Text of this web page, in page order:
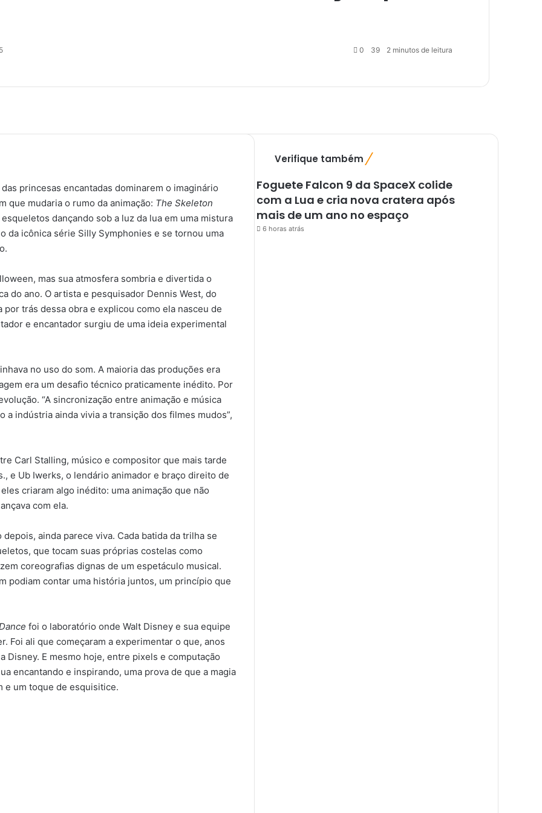
0 39 2 minutos de leitura
princesas encantadas dominarem o imaginário
que mudaria o rumo da animação: The Skeleton
dançando sob a luz da lua em uma mistura
da icônica série Silly Symphonies e se tornou uma
mas sua atmosfera sombria e divertida o
do ano. O artista e pesquisador Dennis West, do
trás dessa obra e explicou como ela nasceu de
e encantador surgiu de uma ideia experimental
no uso do som. A maioria das produções era
era um desafio técnico praticamente inédito. Por
“A sincronização entre animação e música
indústria ainda vivia a transição dos filmes mudos”,
Carl Stalling, músico e compositor que mais tarde
e Ub Iwerks, o lendário animador e braço direito de
criaram algo inédito: uma animação que não
com ela.
ainda parece viva. Cada batida da trilha se
que tocam suas próprias costelas como
coreografias dignas de um espetáculo musical.
podiam contar uma história juntos, um princípio que
foi o laboratório onde Walt Disney e sua equipe
Foi ali que começaram a experimentar o que, anos
E mesmo hoje, entre pixels e computação
encantando e inspirando, uma prova de que a magia
e um toque de esquisitice.
Verifique também
c
h
a
r
Foguete Falcon 9 da SpaceX colide
com a Lua e cria nova cratera após
mais de um ano no espaço
6 horas atrás